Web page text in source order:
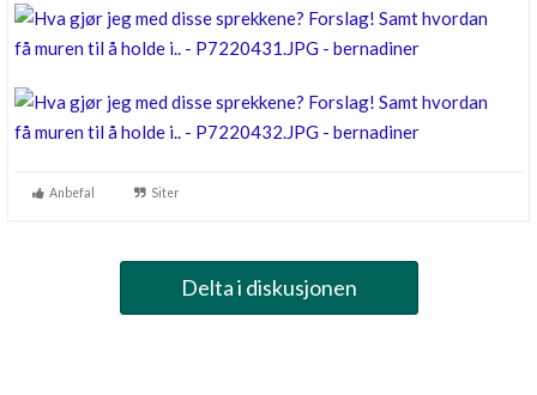
Anbefal Siter
Delta i diskusjonen